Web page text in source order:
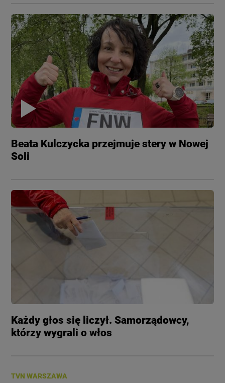
Beata Kulczycka przejmuje stery w Nowej
Soli
Każdy głos się liczył. Samorządowcy,
którzy wygrali o włos
TVN WARSZAWA